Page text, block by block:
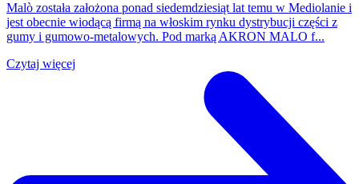
Malò została założona ponad siedemdziesiąt lat temu w Mediolanie i
jest obecnie wiodącą firmą na włoskim rynku dystrybucji części z
gumy i gumowo-metalowych. Pod marką AKRON MALO f...
Czytaj więcej